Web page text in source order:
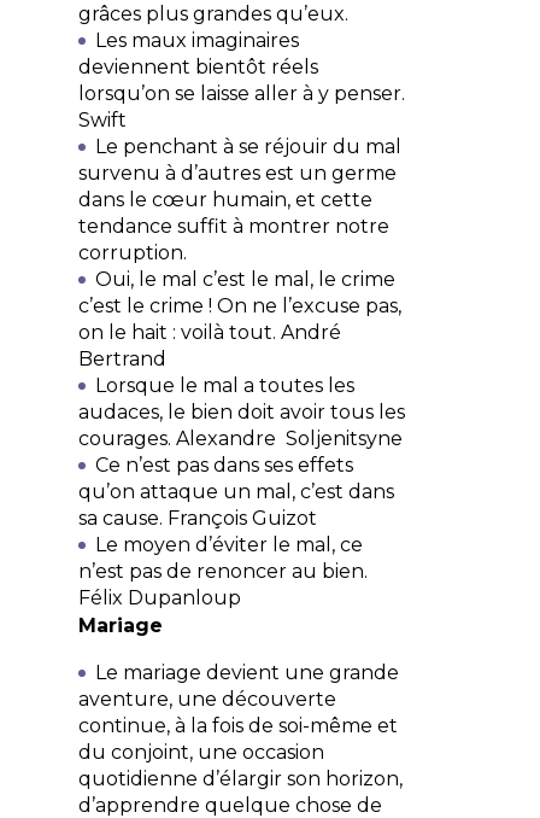
grâces plus grandes qu’eux.
Les maux imaginaires
deviennent bientôt réels
lorsqu’on se laisse aller à y penser.
Swift
Le penchant à se réjouir du mal
survenu à d’autres est un germe
dans le cœur humain, et cette
tendance suffit à montrer notre
corruption.
Oui, le mal c’est le mal, le crime
c’est le crime ! On ne l’excuse pas,
on le hait : voilà tout. André
Bertrand
Lorsque le mal a toutes les
audaces, le bien doit avoir tous les
courages. Alexandre Soljenitsyne
Ce n’est pas dans ses effets
qu’on attaque un mal, c’est dans
sa cause. François Guizot
Le moyen d’éviter le mal, ce
n’est pas de renoncer au bien.
Félix Dupanloup
Mariage
Le mariage devient une grande
aventure, une découverte
continue, à la fois de soi-même et
du conjoint, une occasion
quotidienne d’élargir son horizon,
d’apprendre quelque chose de